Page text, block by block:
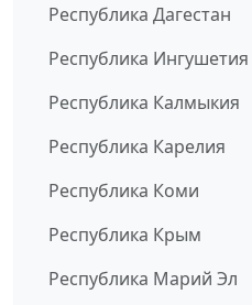
Республика Дагестан
Республика Ингушетия
Республика Калмыкия
Республика Карелия
Республика Коми
Республика Крым
Республика Марий Эл